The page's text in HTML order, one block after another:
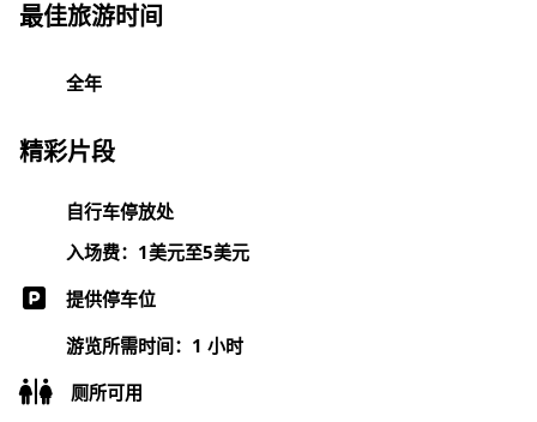
最佳旅游时间
全年
精彩片段
自行车停放处
入场费：1美元至5美元
提供停车位
游览所需时间：1 小时
厕所可用